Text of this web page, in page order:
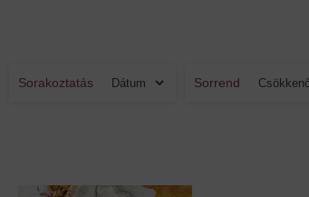
Sorakoztatás Sorrend